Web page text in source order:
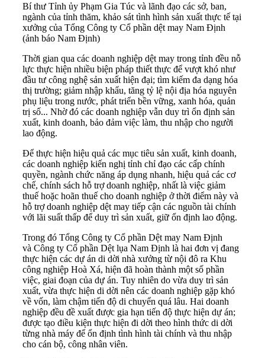
Bí thư Tỉnh ủy Phạm Gia Túc và lãnh đạo các sở, ban,
ngành của tỉnh thăm, khảo sát tình hình sản xuất thực tế tại
xưởng của Tổng Công ty Cổ phần dệt may Nam Định
(ảnh báo Nam Định)
Thời gian qua các doanh nghiệp dệt may trong tỉnh đều nỗ
lực thực hiện nhiều biện pháp thiết thực để vượt khó như
đầu tư công nghệ sản xuất hiện đại; tìm kiếm đa dạng hóa
thị trường; giảm nhập khẩu, tăng tỷ lệ nội địa hóa nguyên
phụ liệu trong nước, phát triển bền vững, xanh hóa, quản
trị số... Nhờ đó các doanh nghiệp vẫn duy trì ổn định sản
xuất, kinh doanh, bảo đảm việc làm, thu nhập cho người
lao động.
Để thực hiện hiệu quả các mục tiêu sản xuất, kinh doanh,
các doanh nghiệp kiến nghị tỉnh chỉ đạo các cấp chính
quyền, ngành chức năng áp dụng nhanh, hiệu quả các cơ
chế, chính sách hỗ trợ doanh nghiệp, nhất là việc giảm
thuế hoặc hoãn thuế cho doanh nghiệp ở thời điểm này và
hỗ trợ doanh nghiệp dệt may tiếp cận các nguồn tài chính
với lãi suất thấp để duy trì sản xuất, giữ ổn định lao động.
Trong đó Tổng Công ty Cổ phần Dệt may Nam Định
và Công ty Cổ phần Dệt lụa Nam Định là hai đơn vị đang
thực hiện các dự án di dời nhà xưởng từ nội đô ra Khu
công nghiệp Hoà Xá, hiện đã hoàn thành một số phần
việc, giai đoạn của dự án. Tuy nhiên do vừa duy trì sản
xuất, vừa thực hiện di dời nên các doanh nghiệp gặp khó
về vốn, làm chậm tiến độ di chuyển quá lâu. Hai doanh
nghiệp đều đề xuất được gia hạn tiến độ thực hiện dự án;
được tạo điều kiện thực hiện đi dời theo hình thức di dời
từng nhà máy để ổn định tình hình tài chính và thu nhập
cho cán bộ, công nhân viên.